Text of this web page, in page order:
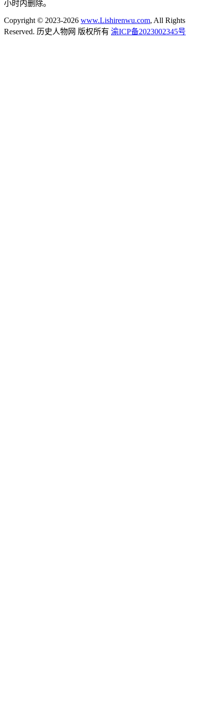
小时内删除。
Copyright © 2023-2026 www.Lishirenwu.com, All Rights
Reserved. 历史人物网 版权所有 渝ICP备2023002345号